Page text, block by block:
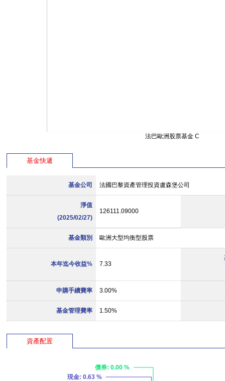
法巴歐洲股票基金 C
基金快遞
基金公司 法國巴黎資產管理投資盧森堡公司
淨值
(2025/02/27)
126111.09000
基金類別 歐洲大型均衡型股票
本年迄今收益% 7.33
申購手續費率 3.00%
基金管理費率 1.50%
資產配置
現金: 0.63 %
債券: 0.00 %